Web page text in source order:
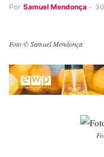
Por Samuel Mendonça -
Foto © Samuel Mendonça